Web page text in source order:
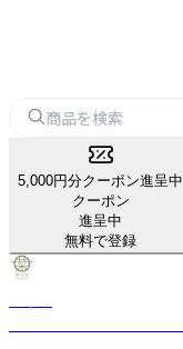
5,000円分クーポン進呈中
クーポン
進呈中
無料で登録